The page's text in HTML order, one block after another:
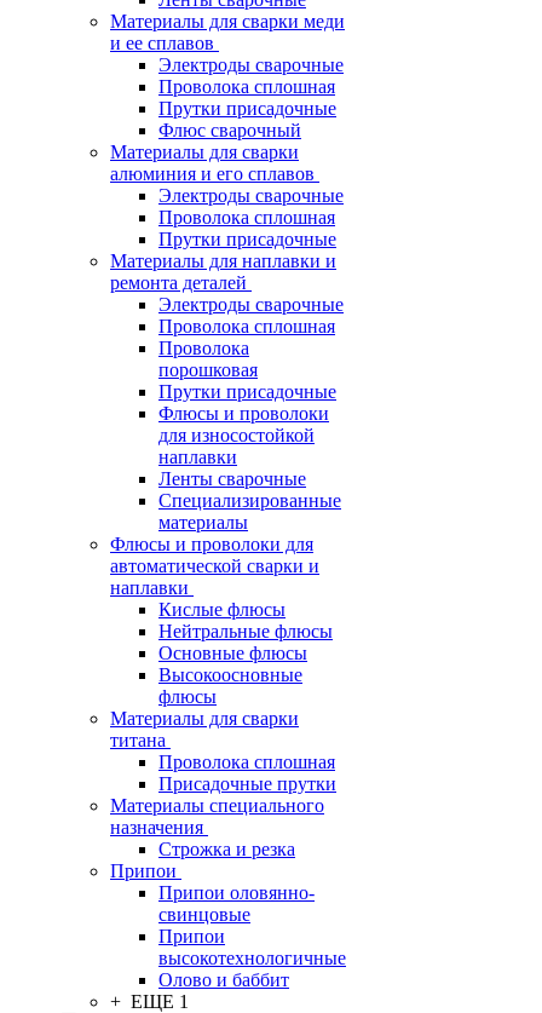
Материалы для сварки меди
и ее сплавов
Электроды сварочные
Проволока сплошная
Прутки присадочные
Флюс сварочный
Материалы для сварки
алюминия и его сплавов
Электроды сварочные
Проволока сплошная
Прутки присадочные
Материалы для наплавки и
ремонта деталей
Электроды сварочные
Проволока сплошная
Проволока
порошковая
Прутки присадочные
Флюсы и проволоки
для износостойкой
наплавки
Ленты сварочные
Специализированные
материалы
Флюсы и проволоки для
автоматической сварки и
наплавки
Кислые флюсы
Нейтральные флюсы
Основные флюсы
Высокоосновные
флюсы
Материалы для сварки
титана
Проволока сплошная
Присадочные прутки
Материалы специального
назначения
Строжка и резка
Припои
Припои оловянно-
свинцовые
Припои
высокотехнологичные
Олово и баббит
+ ЕЩЕ 1